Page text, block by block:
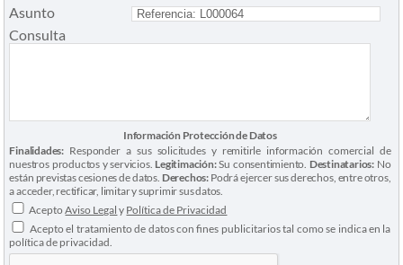
Asunto
Consulta
Información Protección de Datos
Finalidades: Responder a sus solicitudes y remitirle información comercial de
nuestros productos y servicios. Legitimación:Su consentimiento. Destinatarios:No
están previstas cesiones de datos. Derechos: Podrá ejercer sus derechos, entre otros,
a acceder, rectificar, limitar y suprimir sus datos.
AceptoAviso Legal y Política de Privacidad
Acepto el tratamiento de datos con fines publicitarios tal como se indica en la
política de privacidad.